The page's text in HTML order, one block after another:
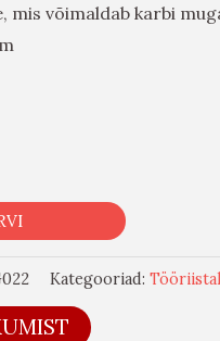
mis võimaldab karbi
Kategooriad: